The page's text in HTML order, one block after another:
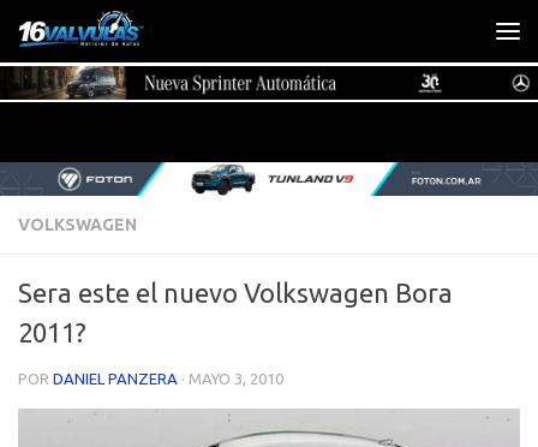
Saltar al contenido
VOLKSWAGEN
Sera este el nuevo Volkswagen Bora
2011?
POR DANIEL PANZERA · MAYO 3, 2010